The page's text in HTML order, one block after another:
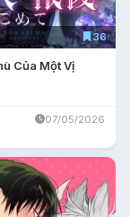
36
Của Một Vị
07/05/2026